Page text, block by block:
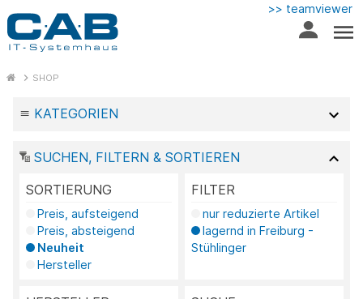
>> teamviewer
SHOP
KATEGORIEN
SUCHEN, FILTERN & SORTIEREN
SORTIERUNG
Preis, aufsteigend
Preis, absteigend
Neuheit
Hersteller
FILTER
nur reduzierte Artikel
lagernd in Freiburg -
Stühlinger